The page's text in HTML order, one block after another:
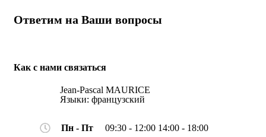
Ответим на Ваши вопросы
Как с нами связаться
Jean-Pascal MAURICE
Языки: французский
Пн - Пт 09:30 - 12:00 14:00 - 18:00